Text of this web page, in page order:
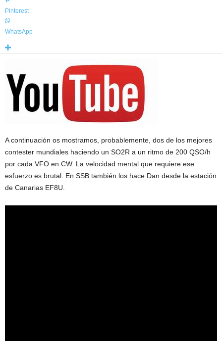
Pinterest
WhatsApp
A continuación os mostramos, probablemente, dos de los mejores
contester mundiales haciendo un SO2R a un ritmo de 200 QSO/h
por cada VFO en CW. La velocidad mental que requiere ese
esfuerzo es brutal. En SSB también los hace Dan desde la estación
de Canarias EF8U.